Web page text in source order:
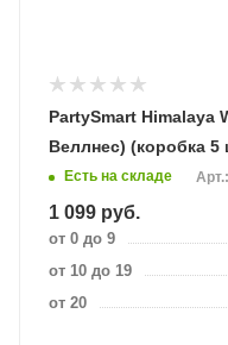
PartySmart Himalaya
Веллнес) (коробка 5
Есть на складе
1 099 руб.
от 0 до 9
от 10 до 19
от 20